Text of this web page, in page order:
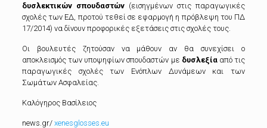
δυσλεκτικών σπουδαστών(εισηγμένων στις παραγωγικές
σχολές των ΕΔ, προτού τεθεί σε εφαρμογή η πρόβλεψη του ΠΔ
17/2014) να δίνουν προφορικές εξετάσεις στις σχολές τους.
Οι βουλευτές ζητούσαν να μάθουν αν θα συνεχίσει ο
αποκλεισμός των υποψηφίων σπουδαστών με δυσλεξίααπό τις
παραγωγικές σχολές των Ενόπλων Δυνάμεων και των
Σωμάτων Ασφαλείας.
Καλόγηρος Βασίλειος
news.gr/ xenesglosses.eu